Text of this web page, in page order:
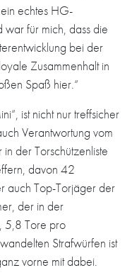
echtes HG-
war für mich, dass die
bei der
Zusammenhalt in
Spaß hier.“
ist nicht nur treffsicher
Verantwortung vom
der Torschützenliste
davon 42
auch Top-Torjäger der
der in der
5,8 Tore pro
Strafwürfen ist
vorne mit dabei.